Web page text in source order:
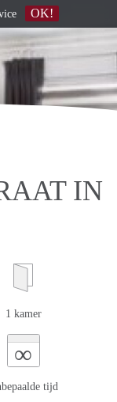
IN
1 kamer
∞
tijd
OK!